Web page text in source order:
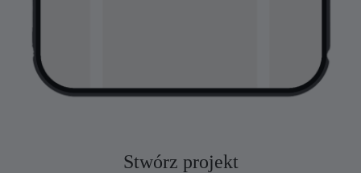
Stwórz projekt